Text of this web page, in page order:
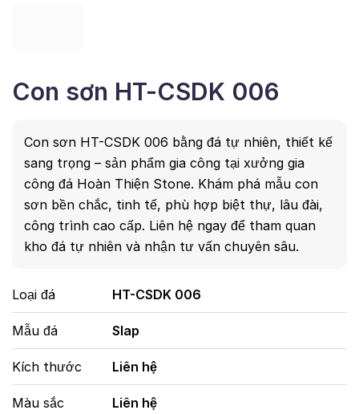
Con sơn HT-CSDK 006
Con sơn HT-CSDK 006 bằng đá tự nhiên, thiết kế
sang trọng – sản phẩm gia công tại xưởng gia
công đá Hoàn Thiện Stone. Khám phá mẫu con
sơn bền chắc, tinh tế, phù hợp biệt thự, lâu đài,
công trình cao cấp. Liên hệ ngay để tham quan
kho đá tự nhiên và nhận tư vấn chuyên sâu.
Loại đá HT-CSDK 006
Mẫu đá Slap
Kích thước Liên hệ
Màu sắc Liên hệ